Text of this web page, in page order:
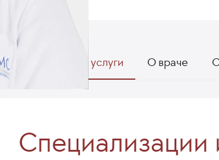
Специализации и услуги О враче
Специализации